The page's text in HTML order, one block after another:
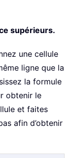
supérieurs.
une cellule
ligne que la
la formule
obtenir le
et faites
afin d’obtenir